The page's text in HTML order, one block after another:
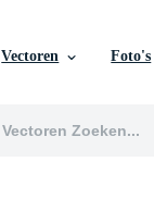
Vectoren Foto's